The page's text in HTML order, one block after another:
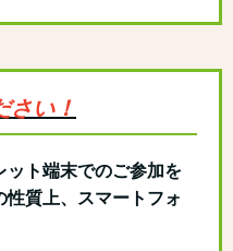
さい！
ット端末でのご参加を
質上、スマートフォ